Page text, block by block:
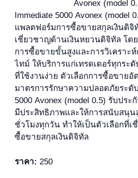
Immediate 5000 Avonex (model
แพลตฟอร์มการซื้อขายสกุลเงินดิ
เชี่ยวชาญด้านเงินหยวนดิจิทัล โดย
การซื้อขายขั้นสูงและการวิเคราะ
ไทม์ ให้บริการแก่เทรดเดอร์ทุกระ
ที่ใช้งานง่าย ตัวเลือกการซื้อขายอั
มาตรการรักษาความปลอดภัยระดั
5000 Avonex (model 0.5) รับประ
มีประสิทธิภาพและให้การสนับสนุน
ชั่วโมงทุกวัน ทำให้เป็นตัวเลือกที่เ
ซื้อขายสกุลเงินดิจิทัล
ราคา: 250